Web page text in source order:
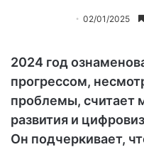
02/01/2025
2024 год
прогрессом,
проблемы, считает
развития и
Он подчеркивает,